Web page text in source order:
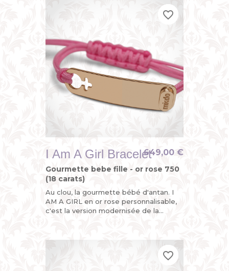
I Am A Girl Bracelet
Gourmette bebe fille - or rose 750
(18 carats)
Au clou, la gourmette bébé d'antan. I
AM A GIRL en or rose personnalisable,
c'est la version modernisée de la
649,00 €
favorite_border
favorite_border
favorite_border
favorite_border
favorite_border
favorite_border